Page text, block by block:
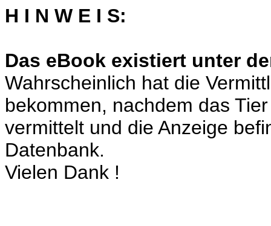
H I N W E I S:
Das eBook existiert unter
Wahrscheinlich hat die
bekommen, nachdem das
vermittelt und die Anzeige
Datenbank.
Vielen Dank !